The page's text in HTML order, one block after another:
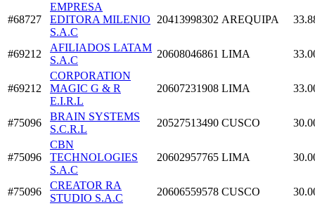
#68727
EMPRESA
EDITORA MILENIO
S.A.C
20413998302 AREQUIPA
#69212
AFILIADOS LATAM
S.A.C
20608046861 LIMA
#69212
CORPORATION
MAGIC G & R
E.I.R.L
20607231908 LIMA
#75096
BRAIN SYSTEMS
S.C.R.L
20527513490 CUSCO
#75096
CBN
TECHNOLOGIES
S.A.C
20602957765 LIMA
#75096
CREATOR RA
STUDIO S.A.C
20606559578 CUSCO